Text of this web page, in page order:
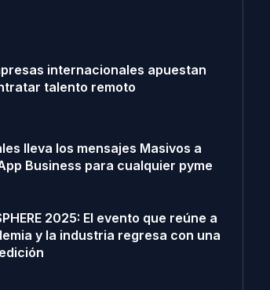
internacionales apuestan
talento remoto
lleva los mensajes Masivos a
Business para cualquier pyme
2025: El evento que reúne a
y la industria regresa con una